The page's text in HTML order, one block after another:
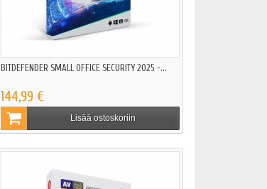
BITDEFENDER SMALL OFFICE SECURITY 2025 -...
144,99 €
Lisää ostoskoriin